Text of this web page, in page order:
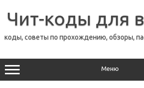
содержимому
Чит-коды для
коды, советы по прохождению, обзоры,
Меню